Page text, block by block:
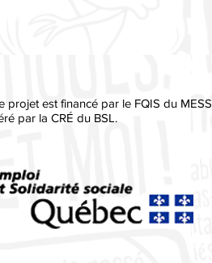
projet est financé par le FQIS du MESS
par la CRÉ du BSL.